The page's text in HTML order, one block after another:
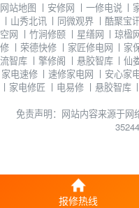
网站地图 丨 安修网 丨 一修电说 丨
丨 山秀北讯 丨 同微观界 丨 酷聚宝
空网 丨 竹涧修颐 丨 星缮网 丨琼楹
修 丨 荣德快修 丨 家匠修电网 丨 家
流智库 丨 擎修阁 丨 悬胶智库 丨仙
家电速修 丨 速修家电网 丨 安心家
丨 家电修匠 丨 电易修 丨 悬胶智库
免责声明：网站内容来源于网
报修热线